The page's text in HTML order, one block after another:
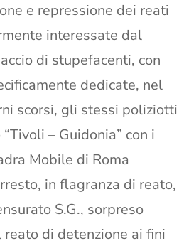
e repressione dei reati
interessate dal
di stupefacenti, con
dedicate, nel
scorsi, gli stessi poliziotti
– Guidonia” con i
Mobile di Roma
in flagranza di reato,
S.G., sorpreso
di detenzione ai fini